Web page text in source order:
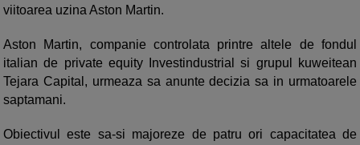
viitoarea uzina Aston Martin.
Aston Martin, companie controlata printre altele de fondul
italian de private equity Investindustrial si grupul kuweitean
Tejara Capital, urmeaza sa anunte decizia sa in urmatoarele
saptamani.
Obiectivul este sa-si majoreze de patru ori capacitatea de